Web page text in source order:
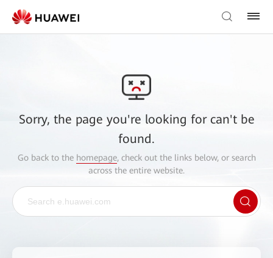
Sorry, the page you're looking for can't be
found.
Go back to the homepage, check out the links below, or search
across the entire website.